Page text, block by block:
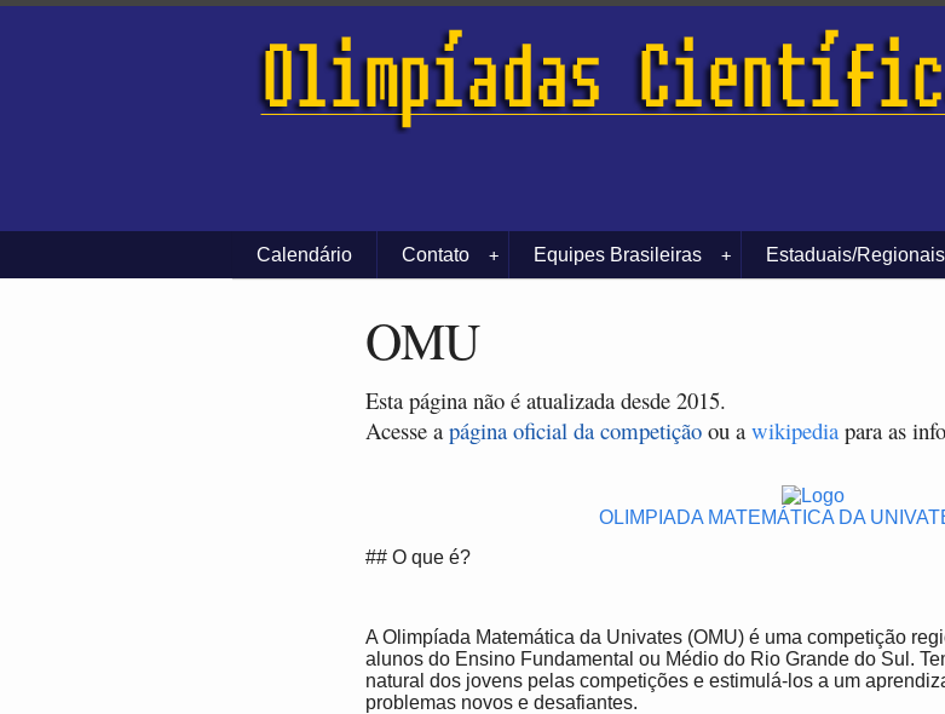
Calendário +
Contato +
Equipes Brasileiras Estaduais/Regionais
OMU
Esta página não é atualizada desde 2015.
Acesse a página oficial da competição ou a wikipedia para as
OLIMPIADA MATEMÁTICA DA
## O que é?
A Olimpíada Matemática da Univates (OMU) é uma competição
alunos do Ensino Fundamental ou Médio do Rio Grande do Sul.
natural dos jovens pelas competições e estimulá-los a um
problemas novos e desafiantes.